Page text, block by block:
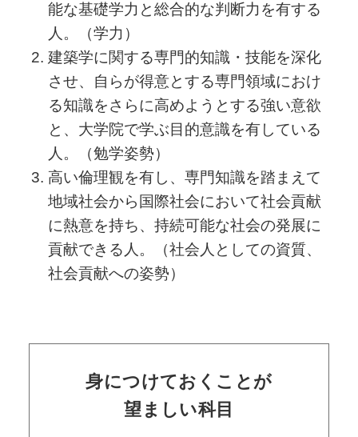
能な基礎学力と総合的な判断力を有する
人。（学力）
建築学に関する専門的知識・技能を深化
させ、自らが得意とする専門領域におけ
る知識をさらに高めようとする強い意欲
と、大学院で学ぶ目的意識を有している
人。（勉学姿勢）
高い倫理観を有し、専門知識を踏まえて
地域社会から国際社会において社会貢献
に熱意を持ち、持続可能な社会の発展に
貢献できる人。（社会人としての資質、
社会貢献への姿勢）
身につけておくことが
望ましい科目